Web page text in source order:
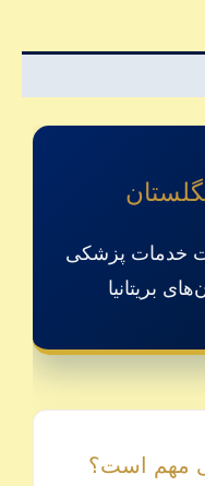
خدمات پزشکی
بریتانیا
مهم است؟